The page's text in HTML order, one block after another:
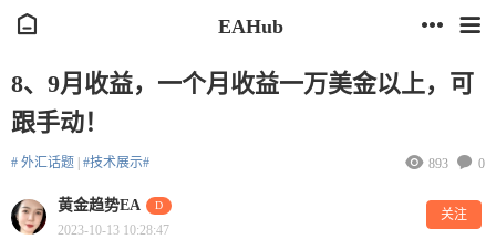
EAHub
8、9月收益，一个月收益一万美金以上，可
跟手动！
# 外汇话题 #技术展示# 0
893
黄金趋势EA D
2023-10-13 10:28:47
关注